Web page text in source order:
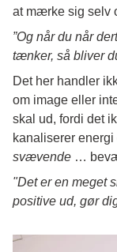
at mærke sig selv
”Og når du når
tænker, så bliver
Det her handler
om image eller
skal ud, fordi det
kanaliserer
svævende …
"Det er en meget
positive ud, gør